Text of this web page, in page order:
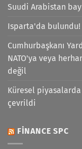
Suudi Arabistan
Isparta'da bulundu!
Cumhurbaşkanı
NATO'ya veya
değil
Küresel
çevrildi
FINANCE SPC